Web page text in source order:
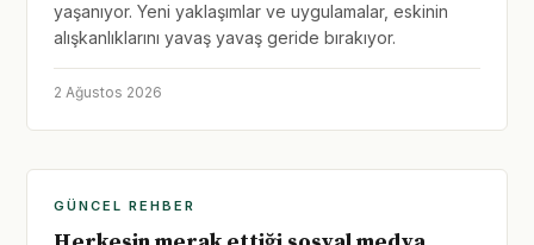
yaşanıyor. Yeni yaklaşımlar ve uygulamalar, eskinin
alışkanlıklarını yavaş yavaş geride bırakıyor.
2 Ağustos 2026
GÜNCEL REHBER